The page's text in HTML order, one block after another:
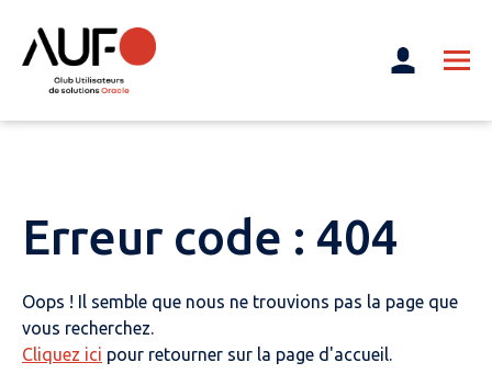
Erreur code : 404
Oops ! Il semble que nous ne trouvions pas la page que
vous recherchez.
Cliquez ici pour retourner sur la page d'accueil.